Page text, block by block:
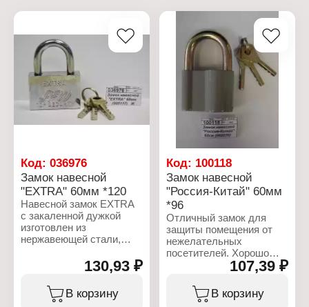
Код: 036976
Замок навесной
"EXTRA" 60мм *120
Навесной замок EXTRA
с закаленной дужкой
изготовлен из
нержавеющей стали,
шириной 60 мм, на
корпусе нанесена
декоративная
гравировка. В комплекте
130,93 ₽
В корзину
Код: 100118
Замок навесной
"Россия-Китай" 60мм
*96
Отличный замок для
защиты помещения от
нежелательных
посетителей. Хорошо
работает в любых
условиях. Прочная сталь
и надежный
107,39 ₽
В корзину